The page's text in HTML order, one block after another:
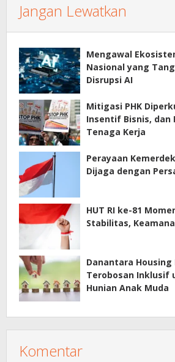
Jangan Lewatkan
Mengawal
Nasional yang
Disrupsi AI
Mitigasi PHK
Insentif Bisnis, dan
Tenaga Kerja
Perayaan
Dijaga dengan
HUT RI ke-81
Stabilitas,
Danantara Housing
Terobosan Inklusif
Hunian Anak Muda
Komentar